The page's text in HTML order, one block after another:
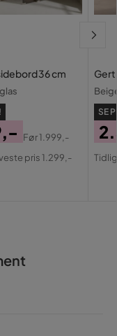
36 cm
Før1.999,-
pris 1.299,-
SE